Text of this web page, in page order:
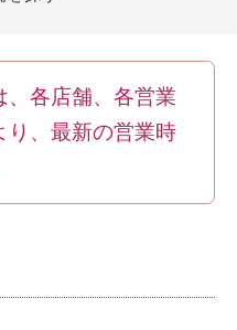
、各店舗、各営業
り、最新の営業時